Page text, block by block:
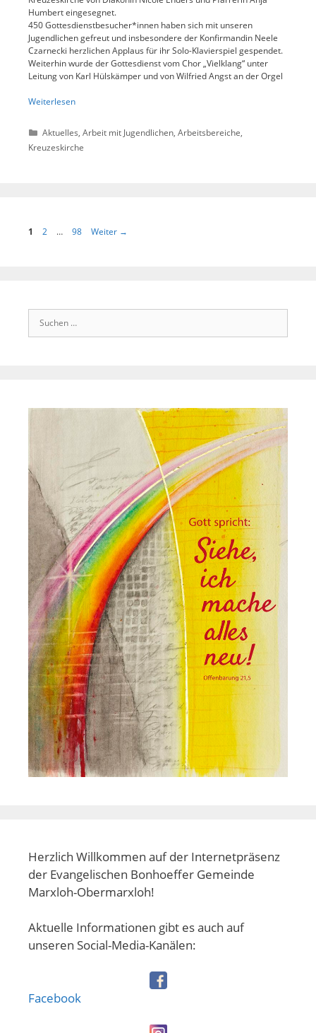
Humbert eingesegnet.
450 Gottesdienstbesucher*innen haben sich mit unseren
Jugendlichen gefreut und insbesondere der Konfirmandin Neele
Czarnecki herzlichen Applaus für ihr Solo-Klavierspiel gespendet.
Weiterhin wurde der Gottesdienst vom Chor „Vielklang“ unter
Leitung von Karl Hülskämper und von Wilfried Angst an der Orgel
Weiterlesen
Kategorien
Aktuelles,Arbeit mit Jugendlichen,Arbeitsbereiche,
Kreuzeskirche
Seite
1 Seite
2 … Seite
98 Weiter →
Suchen
nach:
Herzlich Willkommen auf der Internetpräsenz
der Evangelischen Bonhoeffer Gemeinde
Marxloh-Obermarxloh!
Aktuelle Informationen gibt es auch auf
unseren Social-Media-Kanälen:
Facebook